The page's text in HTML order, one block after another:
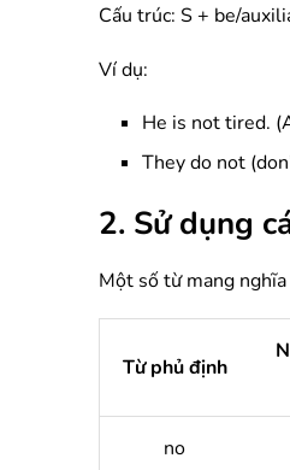
Cấu trúc: S + be/
Ví dụ:
He is not tired.
They do not
2. Sử dụng
Một số từ mang
Từ phủ định
no